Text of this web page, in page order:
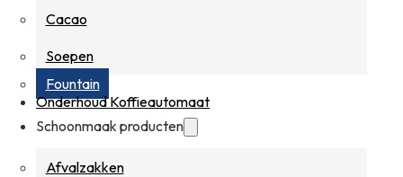
Cacao
Soepen
Fountain
Onderhoud Koffieautomaat
Schoonmaak producten
Afvalzakken